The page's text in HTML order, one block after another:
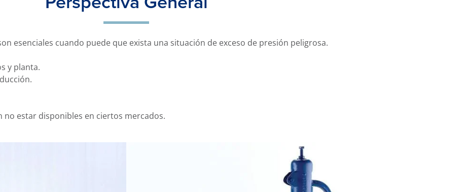
esenciales cuando puede que exista una situación de exceso de presión peligrosa.
y planta.
estar disponibles en ciertos mercados.